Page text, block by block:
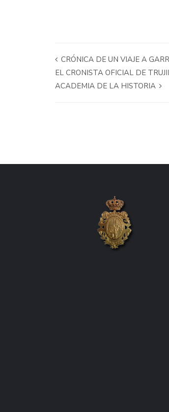
CRÓNICA DE UN VIAJE A
EL CRONISTA OFICIAL DE
ACADEMIA DE LA HISTORIA